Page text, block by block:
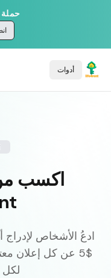
حملة 5000 حجز متاحة!
أدوات
اكسب